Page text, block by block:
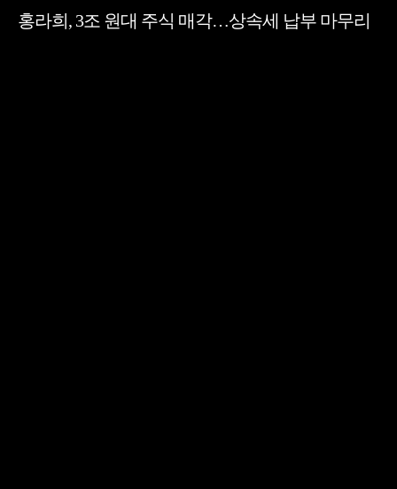
홍라희, 3조 원대 주식 매각…상속세 납부 마무리